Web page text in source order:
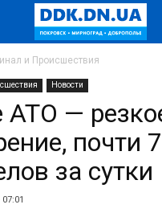
и Происшествия
Новости
АТО —
почти
за сутки